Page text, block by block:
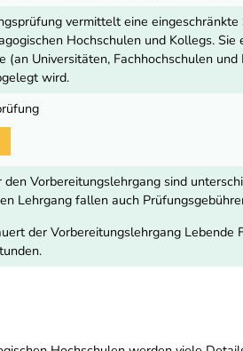
vermittelt eine
Hochschulen und Kollegs.
(an Universitäten, Fachhochschulen
wird.
den Vorbereitungslehrgang sind
Lehrgang fallen auch
der Vorbereitungslehrgang